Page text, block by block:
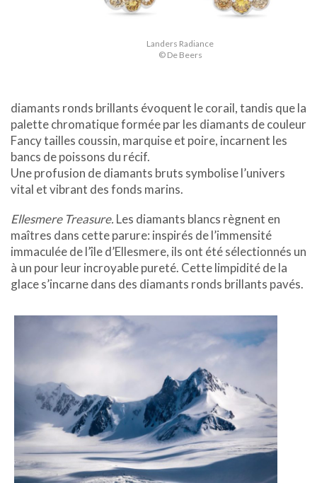
Landers Radiance
© De Beers
diamants ronds brillants évoquent le corail, tandis que la
palette chromatique formée par les diamants de couleur
Fancy tailles coussin, marquise et poire, incarnent les
bancs de poissons du récif.
Une profusion de diamants bruts symbolise l’univers
vital et vibrant des fonds marins.
Ellesmere Treasure. Les diamants blancs règnent en
maîtres dans cette parure: inspirés de l’immensité
immaculée de l’île d’Ellesmere, ils ont été sélectionnés un
à un pour leur incroyable pureté. Cette limpidité de la
glace s’incarne dans des diamants ronds brillants pavés.